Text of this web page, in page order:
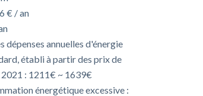
€ / an
dépenses annuelles d'énergie
établi à partir des prix de
2021 : 1211€ ~ 1639€
énergétique excessive :